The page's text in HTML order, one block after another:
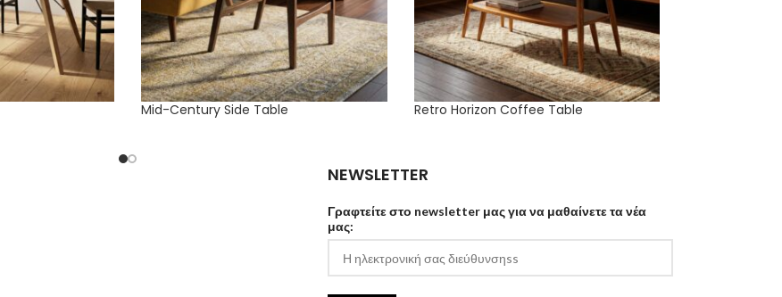
Mid-Century Side Table Retro Horizon Coffee Table
NEWSLETTER
Γραφτείτε στο newsletter μας για να μαθαίνετε τα νέα
μας: